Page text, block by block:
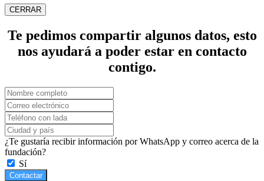
CERRAR
Te pedimos compartir algunos datos, esto
nos ayudará a poder estar en contacto
contigo.
¿Te gustaría recibir información por WhatsApp y correo acerca de la
fundación?
Sí
Contactar